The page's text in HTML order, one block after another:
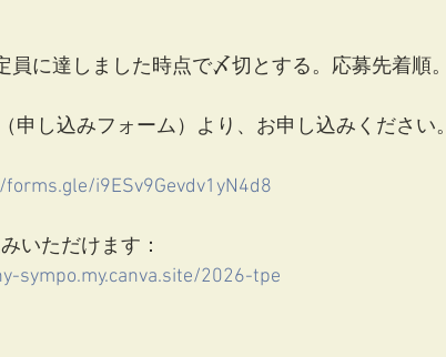
に達しました時点で〆切とする。応募先着順。
申し込みフォーム）より、お申し込みください。
i9ESv9Gevdv1yN4d8
いただけます：
sympo.my.canva.site/2026-tpe